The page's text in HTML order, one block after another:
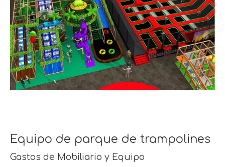
Equipo de parque de trampolines
Gastos de Mobiliario y Equipo